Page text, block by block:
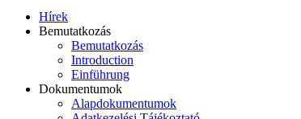
Hírek
Bemutatkozás
Bemutatkozás
Introduction
Einführung
Dokumentumok
Alapdokumentumok